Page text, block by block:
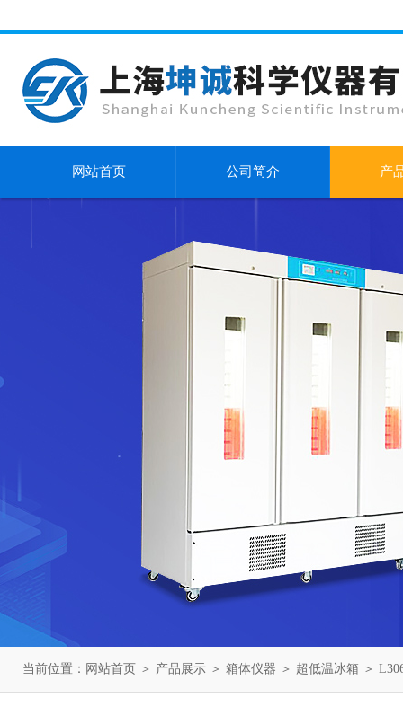
网站首页 公司简介 产
当前位置： 网站首页 ＞ 产品展示 ＞ 箱体仪器 ＞ 超低温冰箱 ＞